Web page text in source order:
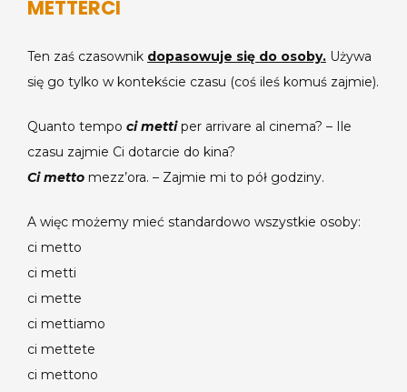
METTERCI
Ten zaś czasownik dopasowuje się do osoby. Używa
się go tylko w kontekście czasu (coś ileś komuś zajmie).
Quanto tempo ci mettiper arrivare al cinema? – Ile
czasu zajmie Ci dotarcie do kina?
Ci metto mezz’ora. – Zajmie mi to pół godziny.
A więc możemy mieć standardowo wszystkie osoby:
ci metto
ci metti
ci mette
ci mettiamo
ci mettete
ci mettono